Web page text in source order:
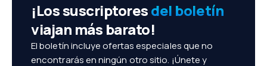
¡Los suscriptoresdel boletín
viajan más barato!
El boletín incluye ofertas especiales que no
encontrarás en ningún otro sitio. ¡Únete y